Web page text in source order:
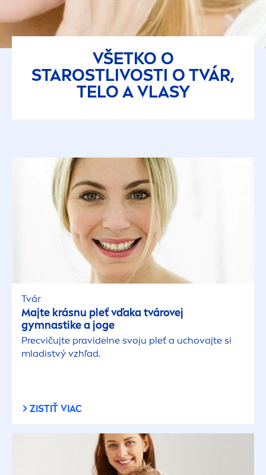
VŠETKO O
STAROSTLIVOSTI O TVÁR,
TELO A VLASY
Tvár
Majte krásnu pleť vďaka tvárovej
gymnastike a joge
Precvičujte pravidelne svoju pleť a uchovajte si
mladistvý vzhľad.
ZISTIŤ VIAC